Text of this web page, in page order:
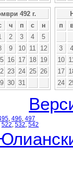
492 г.
ч п с
н
2 3 4
5
9 10 11
12
16 17 18
19
23 24 25
26
30 31
п
3
4
10
17
24
496 497
522 532 542